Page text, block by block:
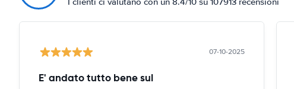
07-10-2025
E' andato tutto bene sul